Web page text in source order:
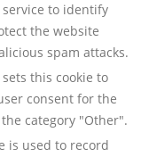
to identify
the website
spam attacks.
sets this cookie to
consent for the
category "Other".
is used to record